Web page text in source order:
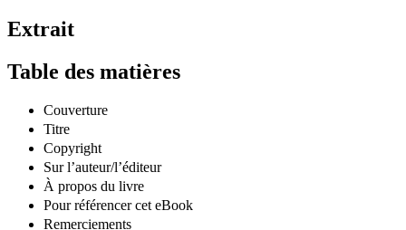
Extrait
Table des matières
Couverture
Titre
Copyright
Sur l’auteur/l’éditeur
À propos du livre
Pour référencer cet eBook
Remerciements